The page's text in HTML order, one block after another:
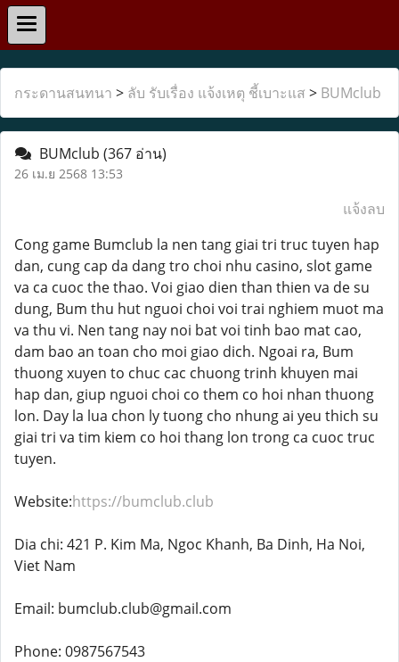
กระดานสนทนา > ลับ รับเรื่อง แจ้งเหตุ ชี้เบาะแส > BUMclub
BUMclub (367 อ่าน)
26 เม.ย 2568 13:53
แจ้งลบ
Cong game Bumclub la nen tang giai tri truc tuyen hap
dan, cung cap da dang tro choi nhu casino, slot game
va ca cuoc the thao. Voi giao dien than thien va de su
dung, Bum thu hut nguoi choi voi trai nghiem muot ma
va thu vi. Nen tang nay noi bat voi tinh bao mat cao,
dam bao an toan cho moi giao dich. Ngoai ra, Bum
thuong xuyen to chuc cac chuong trinh khuyen mai
hap dan, giup nguoi choi co them co hoi nhan thuong
lon. Day la lua chon ly tuong cho nhung ai yeu thich su
giai tri va tim kiem co hoi thang lon trong ca cuoc truc
tuyen.
Website:https://bumclub.club
Dia chi: 421 P. Kim Ma, Ngoc Khanh, Ba Dinh, Ha Noi,
Viet Nam
Email: bumclub.club@gmail.com
Phone: 0987567543